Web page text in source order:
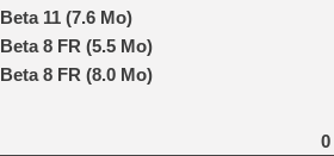
[LS] [PS5] Le WebKit
[GK] Oubliez Crazy Taxi,
11 (7.6 Mo)
8 FR (5.5 Mo)
8 FR (8.0 Mo)
0